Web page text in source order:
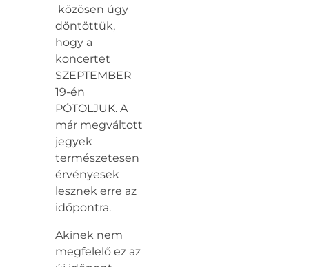
közösen úgy
döntöttük,
hogy a
koncertet
SZEPTEMBER
19-én
PÓTOLJUK. A
már megváltott
jegyek
természetesen
érvényesek
lesznek erre az
időpontra.
Akinek nem
megfelelő ez az